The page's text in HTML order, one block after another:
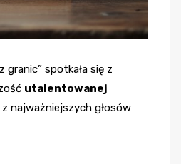
spotkała się z
utalentowanej
najważniejszych głosów